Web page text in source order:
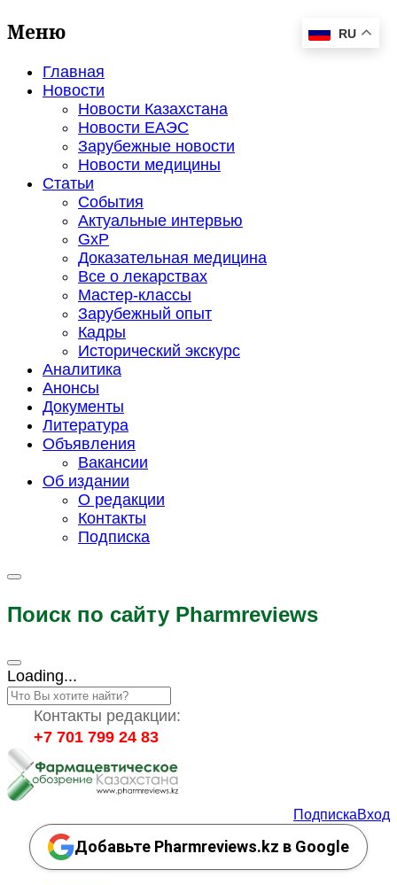
Меню
Главная
Новости
Новости Казахстана
Новости ЕАЭС
Зарубежные новости
Новости медицины
Статьи
События
Актуальные интервью
GxP
Доказательная медицина
Все о лекарствах
Мастер-классы
Зарубежный опыт
Кадры
Исторический экскурс
Аналитика
Анонсы
Документы
Литература
Объявления
Вакансии
Об издании
О редакции
Контакты
Подписка
Поиск по сайту Pharmreviews
Loading...
Контакты редакции:
+7 701 799 24 83
RU
ПодпискаВход
Добавьте Pharmreviews.kz в Google